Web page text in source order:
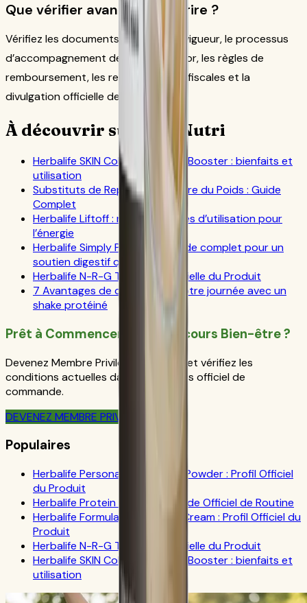
Que vérifier avant de s’inscrire ?
Vérifiez les documents Herbalife en vigueur, le processus
d’accompagnement de votre sponsor, les règles de
remboursement, les responsabilités fiscales et la
divulgation officielle des revenus.
À découvrir sur CoreNutri
Herbalife SKIN Collagen Beauty Booster : bienfaits et
utilisation
Substituts de Repas pour Perdre du Poids : Guide
Complet
Herbalife Liftoff : notes officielles d’utilisation pour
l’énergie
Herbalife Simply Probiotic : Guide complet pour un
soutien digestif quotidien
Herbalife N-R-G Tea : FAQ Officielle du Produit
7 Avantages de commencer votre journée avec un
shake protéiné
Prêt à Commencer Votre Parcours Bien-être ?
Devenez Membre Privilégié Herbalife et vérifiez les
conditions actuelles dans le parcours officiel de
commande.
DEVENEZ MEMBRE PRIVILÉGIÉ
Populaires
Herbalife Personalized Protein Powder : Profil Officiel
du Produit
Herbalife Protein Drink Mix : Guide Officiel de Routine
Herbalife Formula 1 Cookies 'n Cream : Profil Officiel du
Produit
Herbalife N-R-G Tea : FAQ Officielle du Produit
Herbalife SKIN Collagen Beauty Booster : bienfaits et
utilisation